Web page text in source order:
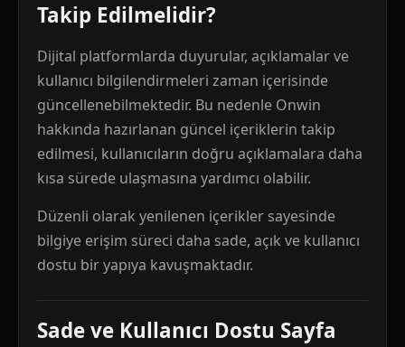
Takip Edilmelidir?
Dijital platformlarda duyurular, açıklamalar ve
kullanıcı bilgilendirmeleri zaman içerisinde
güncellenebilmektedir. Bu nedenle Onwin
hakkında hazırlanan güncel içeriklerin takip
edilmesi, kullanıcıların doğru açıklamalara daha
kısa sürede ulaşmasına yardımcı olabilir.
Düzenli olarak yenilenen içerikler sayesinde
bilgiye erişim süreci daha sade, açık ve kullanıcı
dostu bir yapıya kavuşmaktadır.
Sade ve Kullanıcı Dostu Sayfa